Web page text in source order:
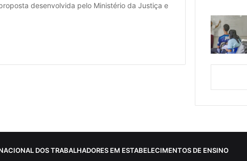
desenvolvida pelo Ministério da Justiça e
DOS TRABALHADORES EM ESTABELECIMENTOS DE ENSINO